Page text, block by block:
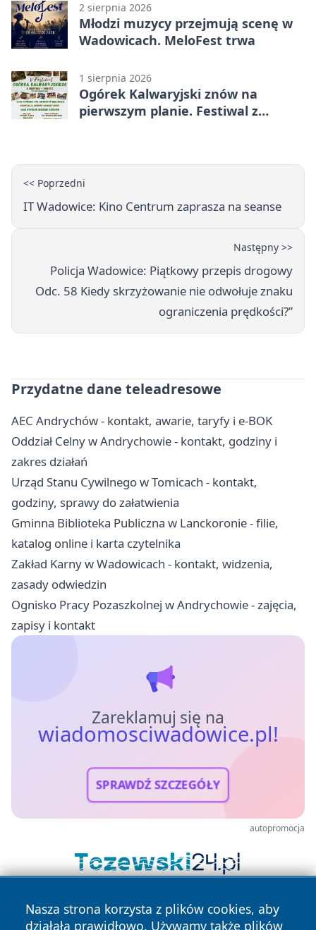
2 sierpnia 2026
Młodzi muzycy przejmują scenę w
Wadowicach. MeloFest trwa
1 sierpnia 2026
Ogórek Kalwaryjski znów na
pierwszym planie. Festiwal z
<< Poprzedni
IT Wadowice: Kino Centrum zaprasza na seanse
Następny >>
Policja Wadowice: Piątkowy przepis drogowy
Odc. 58 Kiedy skrzyżowanie nie odwołuje znaku
ograniczenia prędkości?”
Przydatne dane teleadresowe
AEC Andrychów - kontakt, awarie, taryfy i e-BOK
Oddział Celny w Andrychowie - kontakt, godziny i
zakres działań
Urząd Stanu Cywilnego w Tomicach - kontakt,
godziny, sprawy do załatwienia
Gminna Biblioteka Publiczna w Lanckoronie - filie,
katalog online i karta czytelnika
Zakład Karny w Wadowicach - kontakt, widzenia,
zasady odwiedzin
Ognisko Pracy Pozaszkolnej w Andrychowie - zajęcia,
zapisy i kontakt
Zareklamuj się na
wiadomosciwadowice.pl!
SPRAWDŹ SZCZEGÓŁY
autopromocja
Nasza strona korzysta z plików cookies, aby
działała prawidłowo. Używamy także plików